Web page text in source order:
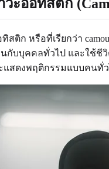
ะออทิสติก
สติก หรือที่เรียกว่า
กับบุคคลทั่วไป และใช้ชี
แสดงพฤติกรรมแบบคนทั่ว